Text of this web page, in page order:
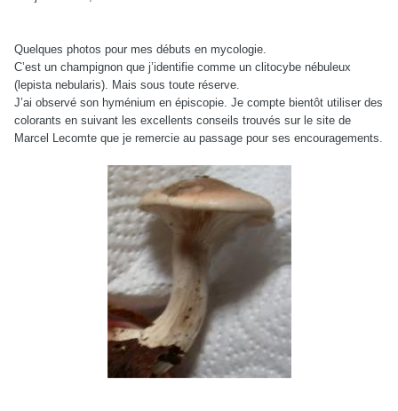
Quelques photos pour mes débuts en mycologie.
C’est un champignon que j’identifie comme un clitocybe nébuleux
(lepista nebularis). Mais sous toute réserve.
J’ai observé son hyménium en épiscopie. Je compte bientôt utiliser des
colorants en suivant les excellents conseils trouvés sur le site de
Marcel Lecomte que je remercie au passage pour ses encouragements.